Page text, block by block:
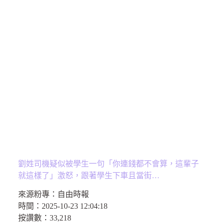
劉姓司機疑似被學生一句「你連錢都不會算，這輩子
就這樣了」激怒，跟著學生下車且當街…
來源粉專： 自由時報
時間： 2025-10-23 12:04:18
按讚數： 33,218